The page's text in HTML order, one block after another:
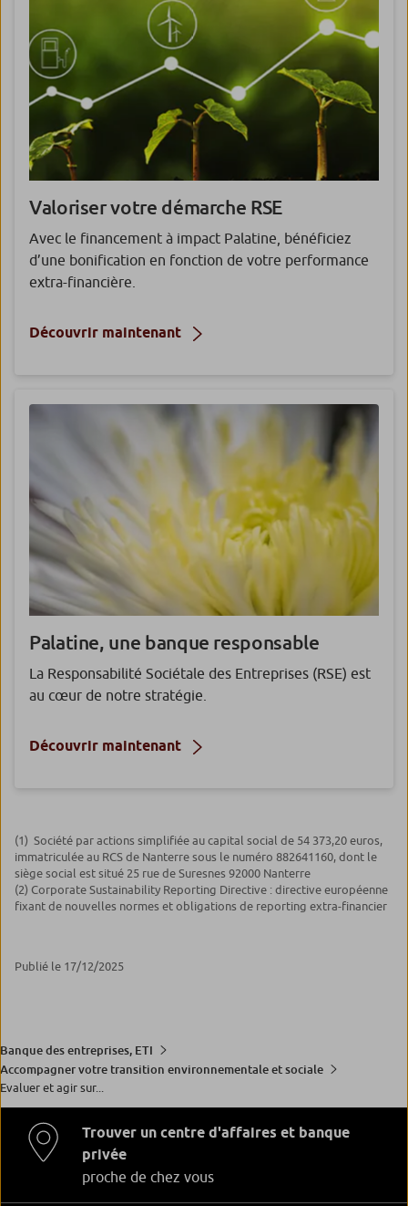
Valoriser votre démarche RSE
Avec le financement à impact Palatine, bénéficiez
d’une bonification en fonction de votre performance
extra-financière.
Découvrir maintenant
Palatine, une banque responsable
La Responsabilité Sociétale des Entreprises (RSE) est
au cœur de notre stratégie.
Découvrir maintenant
(1) Société par actions simplifiée au capital social de 54 373,20 euros,
immatriculée au RCS de Nanterre sous le numéro 882641160, dont le
siège social est situé 25 rue de Suresnes 92000 Nanterre
(2) Corporate Sustainability Reporting Directive : directive européenne
fixant de nouvelles normes et obligations de reporting extra-financier
Publié le 17/12/2025
Banque des entreprises, ETI
Accompagner votre transition environnementale et sociale
Evaluer et agir sur...
Trouver un centre d'affaires et banque
privée
proche de chez vous